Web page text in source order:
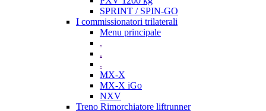
SPRINT / SPIN-GO
I commissionatori trilaterali
Menu principale
.
.
.
MX-X
MX-X iGo
NXV
Treno Rimorchiatore liftrunner